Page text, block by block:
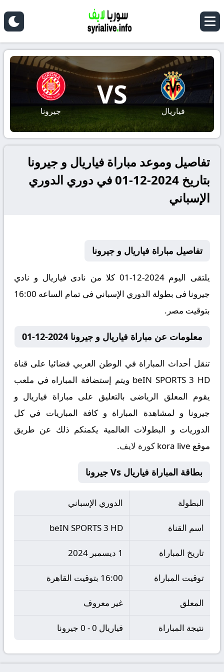
فياريال
VS
جيرونا
تفاصيل وموعد مباراة فياريال و جيرونا
بتاريخ 2024-12-01 في دوري الدوري
الإسباني
تفاصيل مباراة فياريال و جيرونا
يلتقى اليوم 2024-12-01 كلا من نادى فياريال و نادي
جيرونا فى بطولة الدوري الإسباني فى تمام الساعه 16:00
بتوقيت مصر.
معلومات عن مباراة فياريال و جيرونا 2024-12-01
تنقل أحداث المباراة في الوطن العربي فضائيا على قناة
beIN SPORTS 3 HD ويتم إستضافة المباراه في ملعب
يقوم المعلق الرياضى بالتعليق على مباراة فياريال و
جيرونا و لمشاهدة المباراة و كافة المباريات في كل
الدوريات و البطولات العالمية يكمنكم ذلك عن طريق
موقع kora live كورة لايف.
بطاقة المباراة فياريال Vs جيرونا
البطولة الدوري الإسباني
اسم القناة beIN SPORTS 3 HD
تاريخ المباراة 1 ديسمبر 2024
توقيت المباراة 16:00 بتوقيت القاهرة
المعلق غير معروف
نتيجة المباراة فياريال 0 - 0 جيرونا